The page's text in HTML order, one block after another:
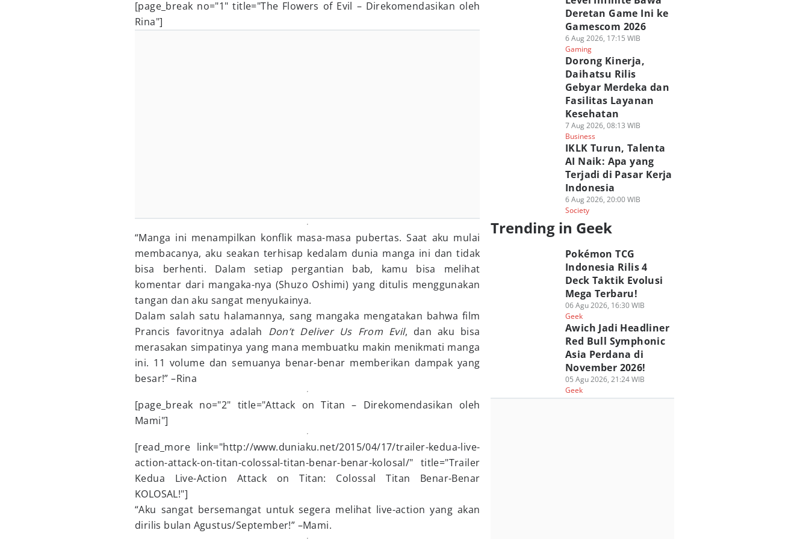
[page_break no="1" title="The Flowers of Evil – Direkomendasikan oleh
Rina"]
“Manga ini menampilkan konflik masa-masa pubertas. Saat aku mulai
membacanya, aku seakan terhisap kedalam dunia manga ini dan tidak
bisa berhenti. Dalam setiap pergantian bab, kamu bisa melihat
komentar dari mangaka-nya (Shuzo Oshimi) yang ditulis menggunakan
tangan dan aku sangat menyukainya.
Dalam salah satu halamannya, sang mangaka mengatakan bahwa film
Prancis favoritnya adalah Don’t Deliver Us From Evil, dan aku bisa
merasakan simpatinya yang mana membuatku makin menikmati manga
ini. 11 volume dan semuanya benar-benar memberikan dampak yang
besar!” –Rina
[page_break no="2" title="Attack on Titan – Direkomendasikan oleh
Mami"]
[read_more link="http://www.duniaku.net/2015/04/17/trailer-kedua-live-
action-attack-on-titan-colossal-titan-benar-benar-kolosal/" title="Trailer
Kedua Live-Action Attack on Titan: Colossal Titan Benar-Benar
KOLOSAL!"]
“Aku sangat bersemangat untuk segera melihat live-action yang akan
dirilis bulan Agustus/September!” –Mami.
Deretan Game Ini ke
Gamescom 2026
6 Aug 2026, 17:15 WIB
Gaming
Dorong Kinerja,
Daihatsu Rilis
Gebyar Merdeka dan
Fasilitas Layanan
Kesehatan
7 Aug 2026, 08:13 WIB
Business
IKLK Turun, Talenta
AI Naik: Apa yang
Terjadi di Pasar Kerja
Indonesia
6 Aug 2026, 20:00 WIB
Society
Trending in Geek
Pokémon TCG
Indonesia Rilis 4
Deck Taktik Evolusi
Mega Terbaru!
06 Agu 2026, 16:30 WIB
Geek
Awich Jadi Headliner
Red Bull Symphonic
Asia Perdana di
November 2026!
05 Agu 2026, 21:24 WIB
Geek